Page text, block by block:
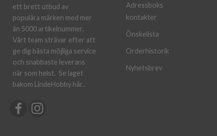
ett brett utbud av
populära märken med mer
än 5000 artikelnummer.
Vårt team strävar efter att
ge dig bästa möjliga service
och snabbaste leverans
när som helst. Se laget
bakom LindeHobby här..
Adressboks
kontakter
Önskelista
Orderhistorik
Nyhetsbrev